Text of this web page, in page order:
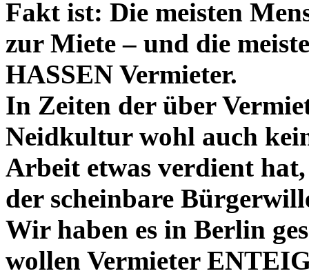
Fakt ist: Die meisten
zur Miete – und die
HASSEN Vermieter.
In Zeiten der über
Neidkultur wohl auch
Arbeit etwas verdient hat,
der scheinbare
Wir haben es in Berlin
wollen Vermieter